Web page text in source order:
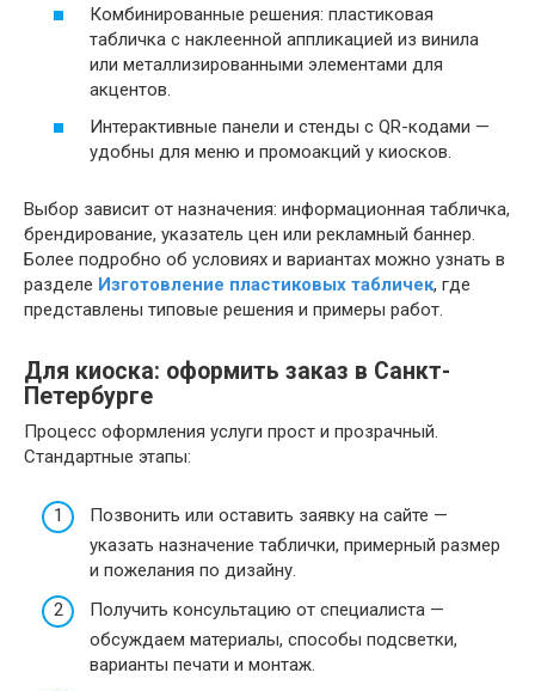
Комбинированные решения: пластиковая
табличка с наклеенной аппликацией из винила
или металлизированными элементами для
акцентов.
Интерактивные панели и стенды с QR-кодами —
удобны для меню и промоакций у киосков.
Выбор зависит от назначения: информационная табличка,
брендирование, указатель цен или рекламный баннер.
Более подробно об условиях и вариантах можно узнать в
разделе Изготовление пластиковых табличек, где
представлены типовые решения и примеры работ.
Для киоска: оформить заказ в Санкт-
Петербурге
Процесс оформления услуги прост и прозрачный.
Стандартные этапы:
Позвонить или оставить заявку на сайте —
указать назначение таблички, примерный размер
и пожелания по дизайну.
Получить консультацию от специалиста —
обсуждаем материалы, способы подсветки,
варианты печати и монтаж.